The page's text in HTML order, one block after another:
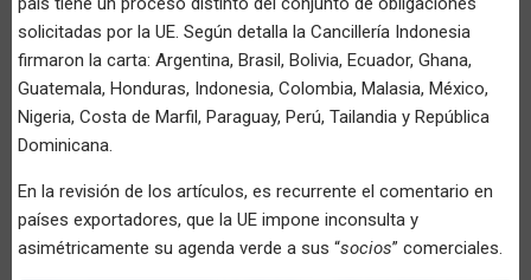
solicitadas por la UE. Según detalla la Cancillería Indonesia
firmaron la carta: Argentina, Brasil, Bolivia, Ecuador, Ghana,
Guatemala, Honduras, Indonesia, Colombia, Malasia, México,
Nigeria, Costa de Marfil, Paraguay, Perú, Tailandia y República
Dominicana.
En la revisión de los artículos, es recurrente el comentario en
países exportadores, que la UE impone inconsulta y
asimétricamente su agenda verde a sus “socios” comerciales.